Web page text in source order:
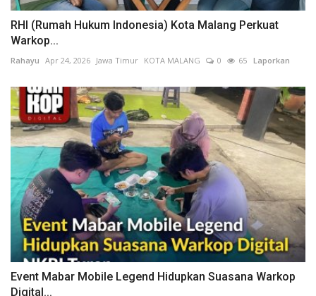
RHI (Rumah Hukum Indonesia) Kota Malang Perkuat
Warkop...
Rahayu Apr 24, 2026 Jawa Timur KOTA MALANG 0 65 Laporkan
Event Mabar Mobile Legend Hidupkan Suasana Warkop
Digital...